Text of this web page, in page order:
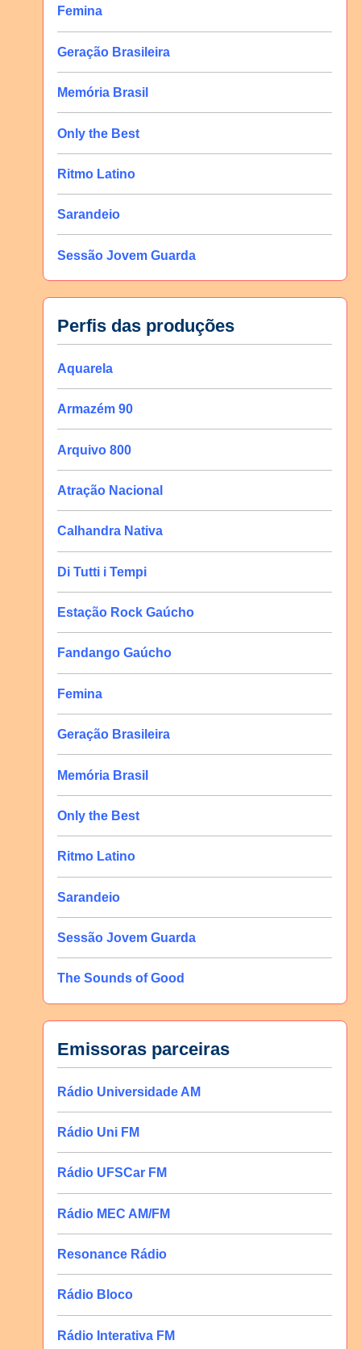
Femina
Geração Brasileira
Memória Brasil
Only the Best
Ritmo Latino
Sarandeio
Sessão Jovem Guarda
Perfis das produções
Aquarela
Armazém 90
Arquivo 800
Atração Nacional
Calhandra Nativa
Di Tutti i Tempi
Estação Rock Gaúcho
Fandango Gaúcho
Femina
Geração Brasileira
Memória Brasil
Only the Best
Ritmo Latino
Sarandeio
Sessão Jovem Guarda
The Sounds of Good
Emissoras parceiras
Rádio Universidade AM
Rádio Uni FM
Rádio UFSCar FM
Rádio MEC AM/FM
Resonance Rádio
Rádio Bloco
Rádio Interativa FM